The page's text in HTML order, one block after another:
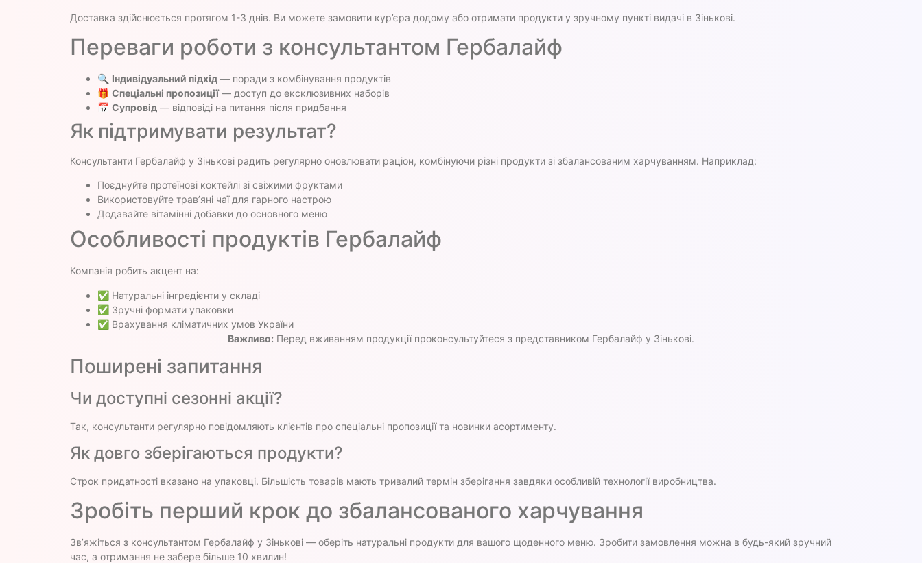
Доставка здійснюється протягом 1-3 днів. Ви можете замовити кур’єра додому або отримати продукти у зручному пункті видачі в Зінькові.
Переваги роботи з консультантом Гербалайф
🔍 Індивідуальний підхід — поради з комбінування продуктів
🎁 Спеціальні пропозиції— доступ до ексклюзивних наборів
📅 Супровід — відповіді на питання після придбання
Як підтримувати результат?
Консультанти Гербалайф у Зінькові радить регулярно оновлювати раціон, комбінуючи різні продукти зі збалансованим харчуванням. Наприклад:
Поєднуйте протеїнові коктейлі зі свіжими фруктами
Використовуйте трав’яні чаї для гарного настрою
Додавайте вітамінні добавки до основного меню
Особливості продуктів Гербалайф
Компанія робить акцент на:
✅ Натуральні інгредієнти у складі
✅ Зручні формати упаковки
✅ Врахування кліматичних умов України
Важливо: Перед вживанням продукції проконсультуйтеся з представником Гербалайф у Зінькові.
Поширені запитання
Чи доступні сезонні акції?
Так, консультанти регулярно повідомляють клієнтів про спеціальні пропозиції та новинки асортименту.
Як довго зберігаються продукти?
Строк придатності вказано на упаковці. Більшість товарів мають тривалий термін зберігання завдяки особливій технології виробництва.
Зробіть перший крок до збалансованого харчування
Зв’яжіться з консультантом Гербалайф у Зінькові — оберіть натуральні продукти для вашого щоденного меню. Зробити замовлення можна в будь-який зручний
час, а отримання не забере більше 10 хвилин!